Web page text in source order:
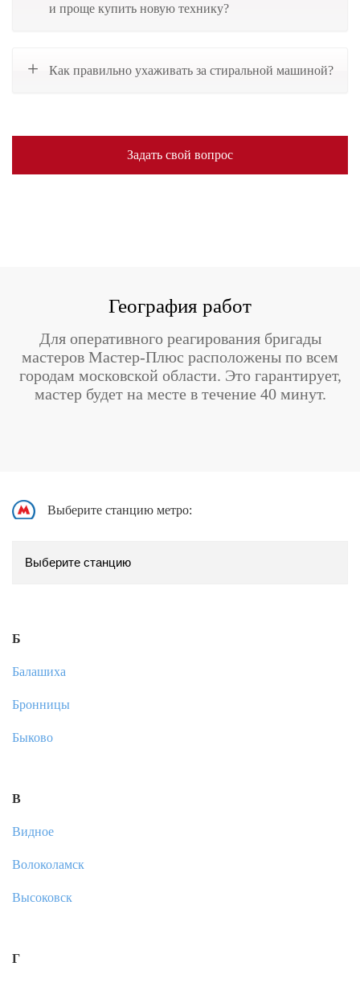
и проще купить новую технику?
Как правильно ухаживать за стиральной машиной?
Задать свой вопрос
География работ
Для оперативного реагирования бригады
мастеров Мастер-Плюс расположены по всем
городам московской области. Это гарантирует,
мастер будет на месте в течение 40 минут.
Выберите станцию метро:
Б
Балашиха
Бронницы
Быково
В
Видное
Волоколамск
Высоковск
Г